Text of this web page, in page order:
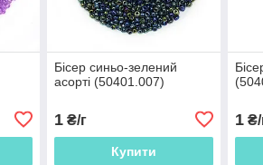
Бісер синьо-зелений
асорті (50401.007)
1₴/г
Купити
1 ₴/